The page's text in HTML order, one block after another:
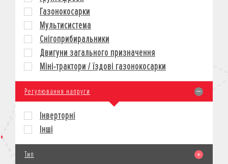
Газонокосарки
Мультисистема
Снігоприбиральники
Двигуни загального призначення
Міні-трактори / їздові газонокосарки
Регулювання напруги
Інверторні
Інші
Тип